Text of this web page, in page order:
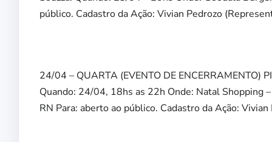
público. Cadastro da Ação: Vivian Pedrozo
24/04 – QUARTA (EVENTO DE ENCERRAMENTO)
Quando: 24/04, 18hs as 22h Onde: Natal Shopping
RN Para: aberto ao público. Cadastro da Ação: